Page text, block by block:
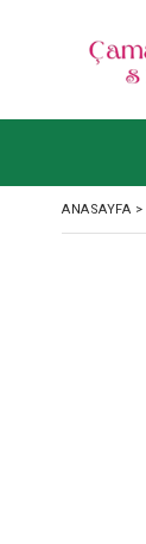
ANASAYFA >